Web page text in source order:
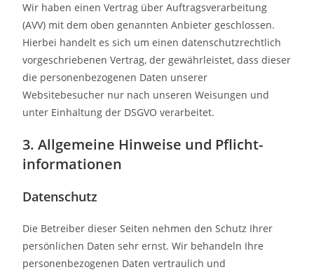
Wir haben einen Vertrag über Auftragsverarbeitung
(AVV) mit dem oben genannten Anbieter geschlossen.
Hierbei handelt es sich um einen datenschutzrechtlich
vorgeschriebenen Vertrag, der gewährleistet, dass dieser
die personenbezogenen Daten unserer
Websitebesucher nur nach unseren Weisungen und
unter Einhaltung der DSGVO verarbeitet.
3. Allgemeine Hinweise und Pflicht­
informationen
Datenschutz
Die Betreiber dieser Seiten nehmen den Schutz Ihrer
persönlichen Daten sehr ernst. Wir behandeln Ihre
personenbezogenen Daten vertraulich und